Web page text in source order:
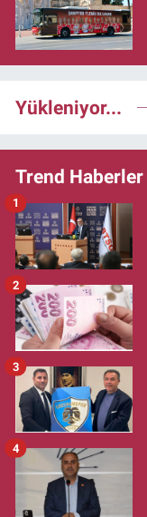
Yükleniyor...
Trend Haberler
1
2
3
4